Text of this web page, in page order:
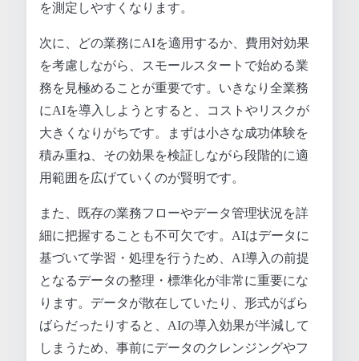
を測定しやすくなります。
次に、どの業務にAIを適用するか、費用対効果
を考慮しながら、スモールスタートで始める業
務を見極めることが重要です。いきなり全業務
にAIを導入しようとすると、コストやリスクが
大きくなりがちです。まずは小さな成功体験を
積み重ね、その効果を検証しながら段階的に適
用範囲を広げていくのが賢明です。
また、既存の業務フローやデータ管理状況を詳
細に把握することも不可欠です。AIはデータに
基づいて学習・処理を行うため、AI導入の前提
となるデータの整理・標準化が非常に重要にな
ります。データが散在していたり、形式がばら
ばらだったりすると、AIの導入効果が半減して
しまうため、事前にデータのクレンジングやフ